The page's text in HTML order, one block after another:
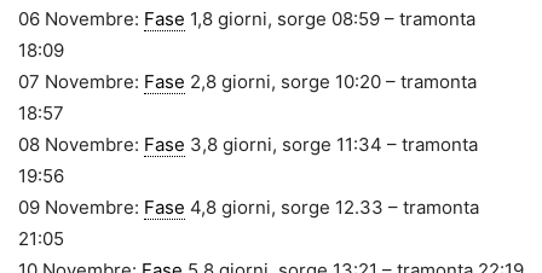
06 Novembre: Fase 1,8 giorni, sorge 08:59 – tramonta
18:09
07 Novembre: Fase 2,8 giorni, sorge 10:20 – tramonta
18:57
08 Novembre: Fase 3,8 giorni, sorge 11:34 – tramonta
19:56
09 Novembre: Fase 4,8 giorni, sorge 12.33 – tramonta
21:05